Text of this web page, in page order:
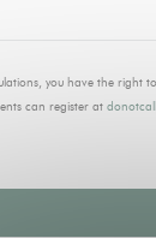
you have the right
can register at